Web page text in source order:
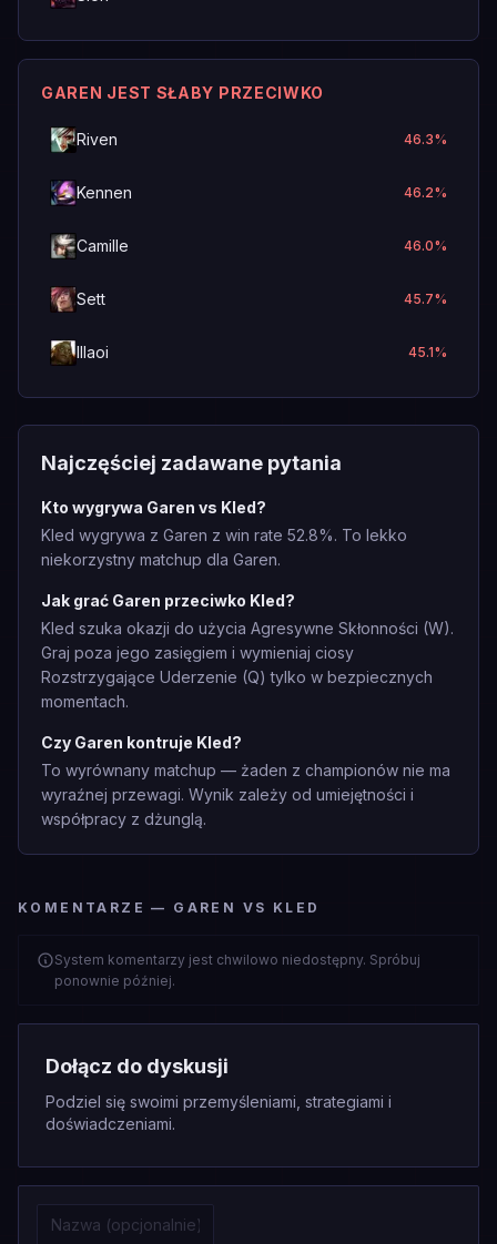
GAREN JEST SŁABY PRZECIWKO
Riven 46.3%
Kennen 46.2%
Camille 46.0%
Sett 45.7%
Illaoi 45.1%
Najczęściej zadawane pytania
Kto wygrywa Garen vs Kled?
Kled wygrywa z Garen z win rate 52.8%. To lekko
niekorzystny matchup dla Garen.
Jak grać Garen przeciwko Kled?
Kled szuka okazji do użycia Agresywne Skłonności (W).
Graj poza jego zasięgiem i wymieniaj ciosy
Rozstrzygające Uderzenie (Q) tylko w bezpiecznych
momentach.
Czy Garen kontruje Kled?
To wyrównany matchup — żaden z championów nie ma
wyraźnej przewagi. Wynik zależy od umiejętności i
współpracy z dżunglą.
KOMENTARZE — GAREN VS KLED
System komentarzy jest chwilowo niedostępny. Spróbuj
ponownie później.
Dołącz do dyskusji
Podziel się swoimi przemyśleniami, strategiami i
doświadczeniami.